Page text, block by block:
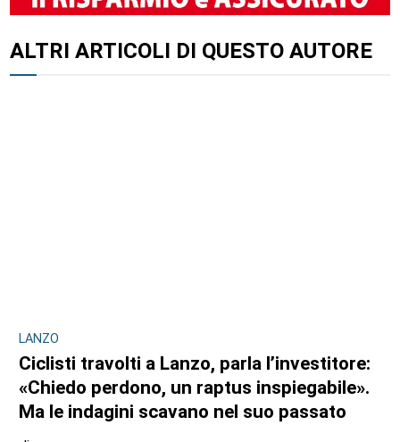
ALTRI ARTICOLI DI QUESTO AUTORE
LANZO
Ciclisti travolti a Lanzo, parla l’investitore:
«Chiedo perdono, un raptus inspiegabile».
Ma le indagini scavano nel suo passato